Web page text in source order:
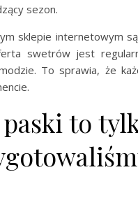
sezon.
sklepie internetowym
swetrów jest
To sprawia, że
to